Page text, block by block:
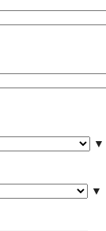
▼
▼